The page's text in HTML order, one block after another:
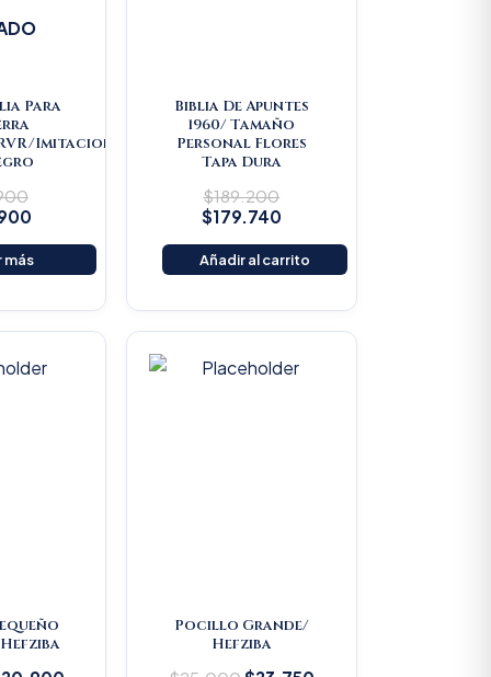
Para
Imitacion
más
Biblia De Apuntes
1960/ Tamaño
Personal Flores
Tapa Dura
$189.200
$179.740
Añadir al carrito
Current
Pocillo Grande/
Hefziba
price
Current